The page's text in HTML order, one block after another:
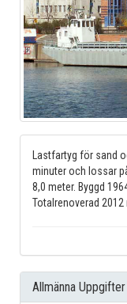
Lastfartyg för sand
minuter och lossar
8,0 meter. Byggd
Totalrenoverad
Allmänna Uppgifter